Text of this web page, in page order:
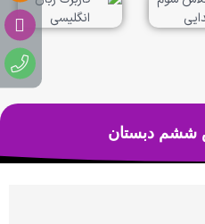
ششم دبستان